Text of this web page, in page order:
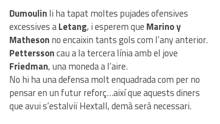
Dumoulin li ha tapat moltes pujades ofensives
excessives aLetang, i esperem que Marino y
Matheson no encaixin tants gols com l’any anterior.
Petterssoncau a la tercera línia amb el jove
Friedman, una moneda a l’aire.
No hi ha una defensa molt enquadrada com per no
pensar en un futur reforç…així que aquests diners
que avui s’estalviï Hextall, demà serà necessari.